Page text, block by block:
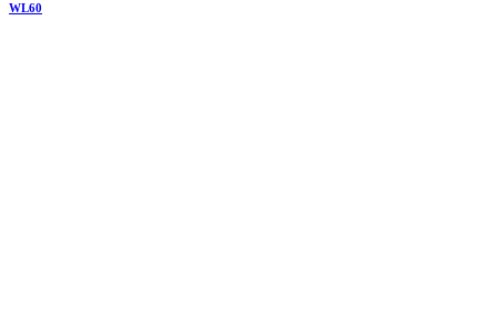
WL60